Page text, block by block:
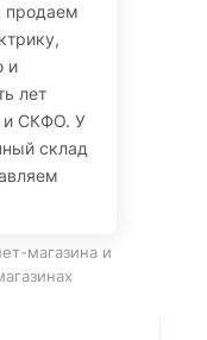
продаем
и
лет
и СКФО. У
склад
магазина и